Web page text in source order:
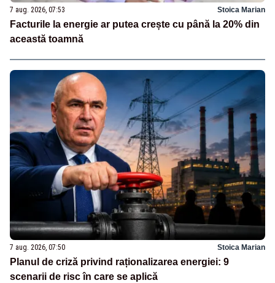
7 aug. 2026, 07:53 Stoica Marian
Facturile la energie ar putea crește cu până la 20% din
această toamnă
7 aug. 2026, 07:50 Stoica Marian
Planul de criză privind raționalizarea energiei: 9
scenarii de risc în care se aplică